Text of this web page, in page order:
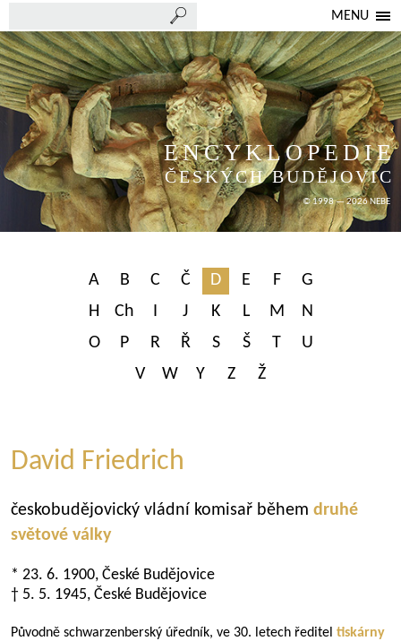
MENU
ENCYKLOPEDIE
ČESKÝCH BUDĚJOVIC
© 1998 — 2026 NEBE
A B C Č D E F
G
H
Ch I J K L M
N
O
P R Ř S Š T
U
V
W Y Z Ž
David Friedrich
českobudějovický vládní komisař během druhé
světové války
* 23. 6. 1900, České Budějovice
† 5. 5. 1945, České Budějovice
Původně schwarzenberský úředník, ve 30. letech ředitel tiskárny